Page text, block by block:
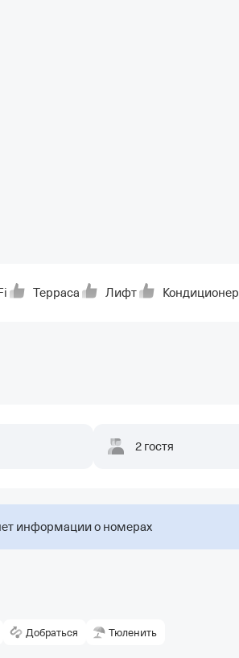
Терраса Лифт Кондиционер
2 гостя
информации о номерах
Добраться Тюленить